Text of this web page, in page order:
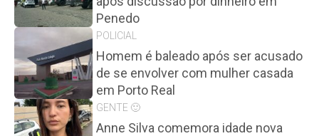
Penedo
POLICIAL
Homem é baleado após ser acusado
de se envolver com mulher casada
em Porto Real
GENTE 🙂
Anne Silva comemora idade nova